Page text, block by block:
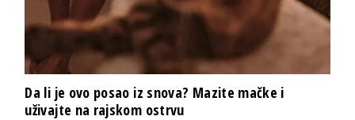
Da li je ovo posao iz snova? Mazite mačke i
uživajte na rajskom ostrvu